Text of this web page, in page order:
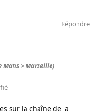
Répondre
Mans > Marseille)
sur la chaîne de la